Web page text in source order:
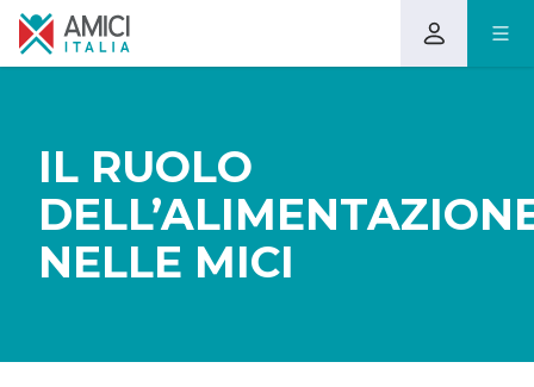
IL RUOLO
NELLE MICI